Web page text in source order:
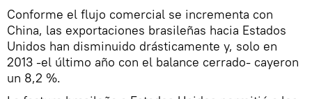
Conforme el flujo comercial se incrementa con
China, las exportaciones brasileñas hacia Estados
Unidos han disminuido drásticamente y, solo en
2013 -el último año con el balance cerrado- cayeron
un 8,2 %.